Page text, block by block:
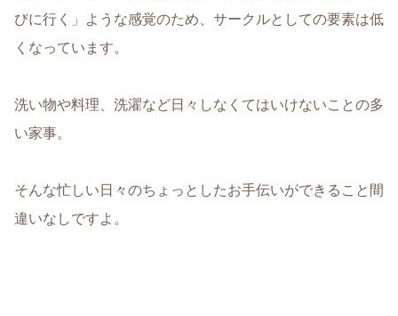
びに行く」ような感覚のため、サークルとしての要素は低
くなっています。
洗い物や料理、洗濯など日々しなくてはいけないことの多
い家事。
そんな忙しい日々のちょっとしたお手伝いができること間
違いなしですよ。